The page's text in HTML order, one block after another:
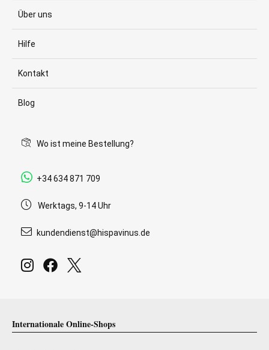
Über uns
Hilfe
Kontakt
Blog
Wo ist meine Bestellung?
+34 634 871 709
Werktags, 9-14 Uhr
kundendienst@hispavinus.de
Internationale Online-Shops